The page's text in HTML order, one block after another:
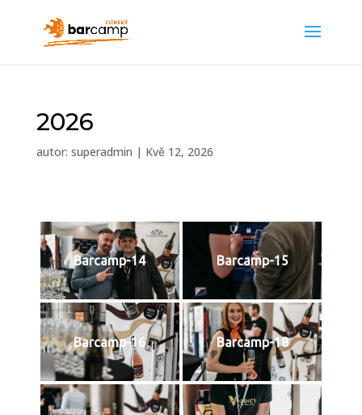
2026
autor: superadmin | Kvě 12, 2026
Barcamp-14 Barcamp-15
Barcamp-16 Barcamp-18